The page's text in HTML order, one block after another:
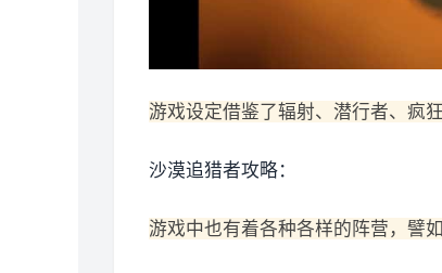
游戏设定借鉴了辐射、潜行者、疯
沙漠追猎者攻略：
游戏中也有着各种各样的阵营，譬